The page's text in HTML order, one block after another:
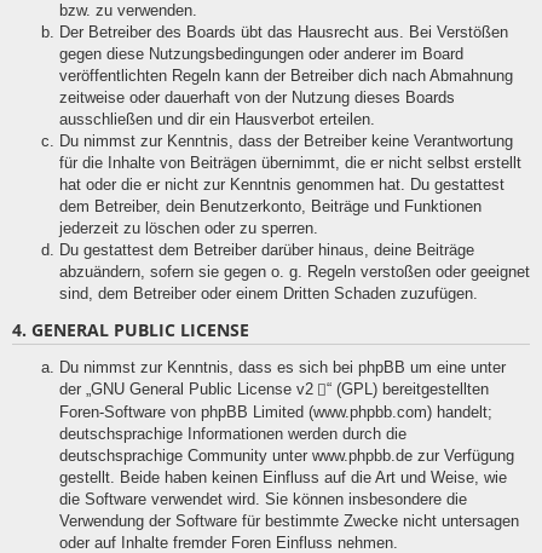
bzw. zu verwenden.
Der Betreiber des Boards übt das Hausrecht aus. Bei Verstößen
gegen diese Nutzungsbedingungen oder anderer im Board
veröffentlichten Regeln kann der Betreiber dich nach Abmahnung
zeitweise oder dauerhaft von der Nutzung dieses Boards
ausschließen und dir ein Hausverbot erteilen.
Du nimmst zur Kenntnis, dass der Betreiber keine Verantwortung
für die Inhalte von Beiträgen übernimmt, die er nicht selbst erstellt
hat oder die er nicht zur Kenntnis genommen hat. Du gestattest
dem Betreiber, dein Benutzerkonto, Beiträge und Funktionen
jederzeit zu löschen oder zu sperren.
Du gestattest dem Betreiber darüber hinaus, deine Beiträge
abzuändern, sofern sie gegen o. g. Regeln verstoßen oder geeignet
sind, dem Betreiber oder einem Dritten Schaden zuzufügen.
4. GENERAL PUBLIC LICENSE
Du nimmst zur Kenntnis, dass es sich bei phpBB um eine unter
der „GNU General Public License v2
“ (GPL) bereitgestellten
Foren-Software von phpBB Limited (www.phpbb.com) handelt;
deutschsprachige Informationen werden durch die
deutschsprachige Community unter www.phpbb.de zur Verfügung
gestellt. Beide haben keinen Einfluss auf die Art und Weise, wie
die Software verwendet wird. Sie können insbesondere die
Verwendung der Software für bestimmte Zwecke nicht untersagen
oder auf Inhalte fremder Foren Einfluss nehmen.